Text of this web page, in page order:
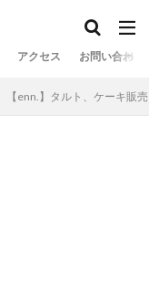
アクセス お問い合わせ
【enn.】タルト、ケーキ販売